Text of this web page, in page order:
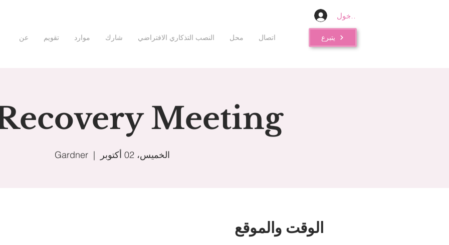
تسجيل الدخول
عن تقويم موارد شارك النصب التذكاري الافتراضي محل اتصال يتبرع
Meeting
الخميس، 02 أكتوبر
  |
Gardner
الوقت والموقع